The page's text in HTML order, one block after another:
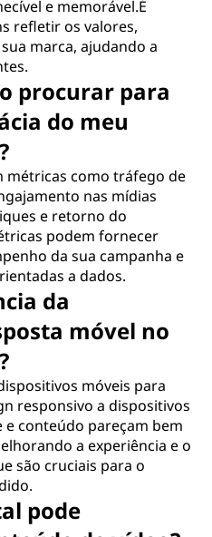
e memorável.É
refletir os valores,
marca, ajudando a
procurar para
do meu
métricas como tráfego de
nas mídias
e retorno do
podem fornecer
da sua campanha e
a dados.
da
móvel no
móveis para
responsivo a dispositivos
e conteúdo pareçam bem
a experiência e o
são cruciais para o
pode